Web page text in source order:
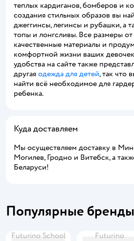
теплых кардиганов, бомберов и
создания стильных образов вы
джеггинсы, легинсы и рубашки, а
топы и лонгсливы. Все размеры
качественные материалы и
комфортной жизни ваших
удобства на сайте также
другая одежда для детей, так что
найти всё необходимое для
ребенка.
Куда доставляем
Мы осуществляем доставку в
Могилев, Гродно и Витебск, а
Беларуси!
Популярные бренды
Futurino School Futurino